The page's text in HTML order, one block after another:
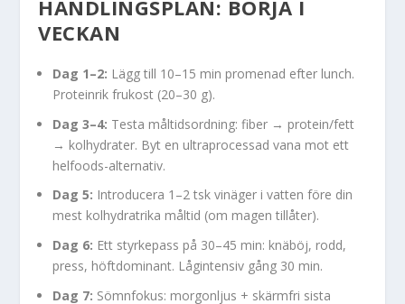
HANDLINGSPLAN: BÖRJA I
VECKAN
Dag 1–2: Lägg till 10–15 min promenad efter lunch.
Proteinrik frukost (20–30 g).
Dag 3–4: Testa måltidsordning: fiber → protein/fett
→ kolhydrater. Byt en ultraprocessad vana mot ett
helfoods-alternativ.
Dag 5: Introducera 1–2 tsk vinäger i vatten före din
mest kolhydratrika måltid (om magen tillåter).
Dag 6: Ett styrkepass på 30–45 min: knäböj, rodd,
press, höftdominant. Lågintensiv gång 30 min.
Dag 7: Sömnfokus: morgonljus + skärmfri sista